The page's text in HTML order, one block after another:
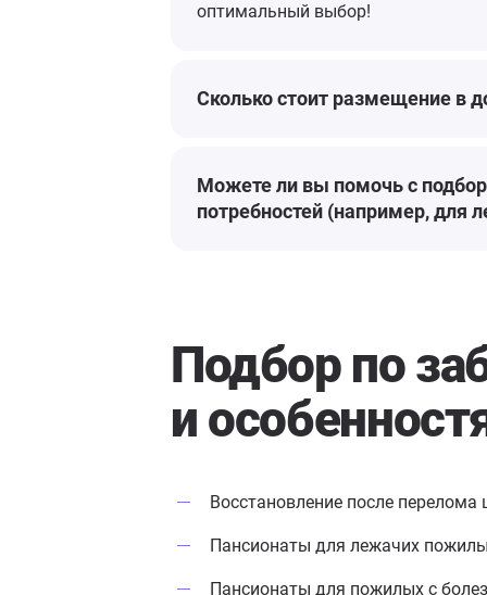
оптимальный выбор!
Сколько стоит размещение в
Можете ли вы помочь с
потребностей (например, для
Подбор по
и
Восстановление после перелома
Пансионаты для лежачих
Пансионаты для пожилых с